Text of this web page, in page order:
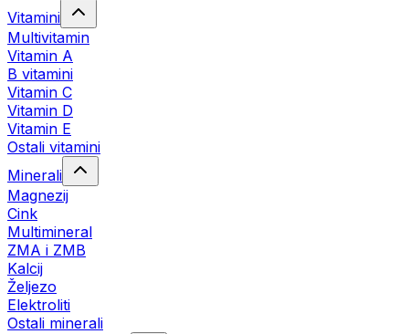
Vitamini
Multivitamin
Vitamin A
B vitamini
Vitamin C
Vitamin D
Vitamin E
Ostali vitamini
Minerali
Magnezij
Cink
Multimineral
ZMA i ZMB
Kalcij
Željezo
Elektroliti
Ostali minerali